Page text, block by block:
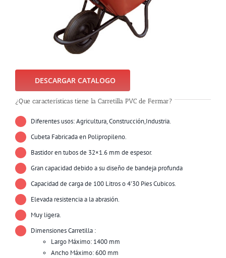
DESCARGAR CATALOGO
¿Que características tiene la Carretilla PVC de Fermar?
Diferentes usos: Agricultura, Construcción,Industria.
Cubeta Fabricada en Polipropileno.
Bastidor en tubos de 32×1.6 mm de espesor.
Gran capacidad debido a su diseño de bandeja profunda
Capacidad de carga de 100 Litros o 4’30 Pies Cubicos.
Elevada resistencia a la abrasión.
Muy ligera.
Dimensiones Carretilla :
Largo Máximo: 1400 mm
Ancho Máximo: 600 mm